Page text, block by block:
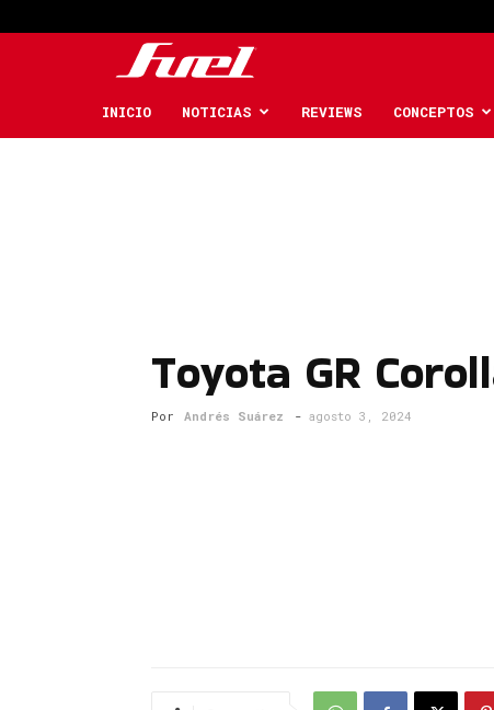
Car
INICIO NOTICIAS REVIEWS CONCEPTOS
Toyota GR
Por Andrés Suárez - agosto 3, 2024